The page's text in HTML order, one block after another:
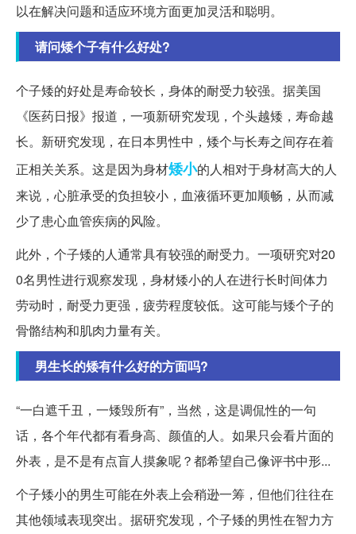
以在解决问题和适应环境方面更加灵活和聪明。
请问矮个子有什么好处?
个子矮的好处是寿命较长，身体的耐受力较强。据美国
《医药日报》报道，一项新研究发现，个头越矮，寿命越
长。新研究发现，在日本男性中，矮个与长寿之间存在着
正相关关系。这是因为身材矮小的人相对于身材高大的人
来说，心脏承受的负担较小，血液循环更加顺畅，从而减
少了患心血管疾病的风险。
此外，个子矮的人通常具有较强的耐受力。一项研究对20
0名男性进行观察发现，身材矮小的人在进行长时间体力
劳动时，耐受力更强，疲劳程度较低。这可能与矮个子的
骨骼结构和肌肉力量有关。
男生长的矮有什么好的方面吗?
“一白遮千丑，一矮毁所有”，当然，这是调侃性的一句
话，各个年代都有看身高、颜值的人。如果只会看片面的
外表，是不是有点盲人摸象呢？都希望自己像评书中形...
个子矮小的男生可能在外表上会稍逊一筹，但他们往往在
其他领域表现突出。据研究发现，个子矮的男性在智力方